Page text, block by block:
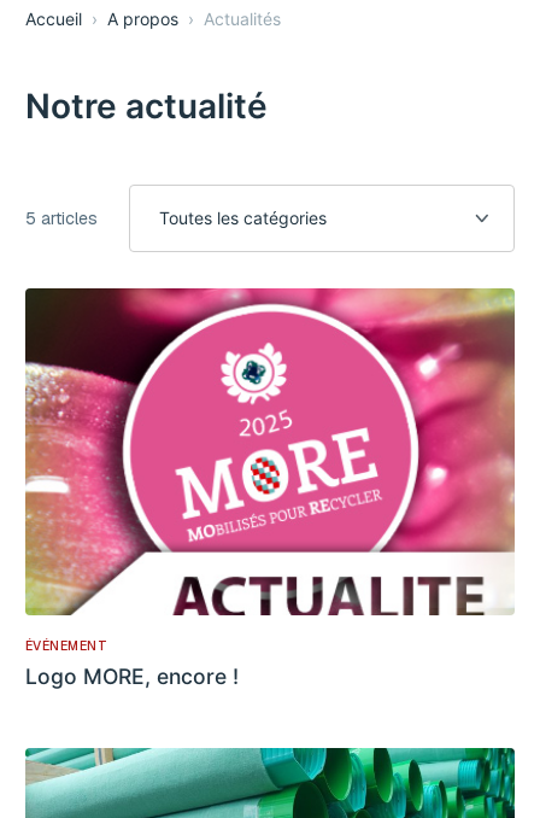
Accueil › A propos › Actualités
Notre actualité
5 articles
ÉVÉNEMENT
Logo MORE, encore !